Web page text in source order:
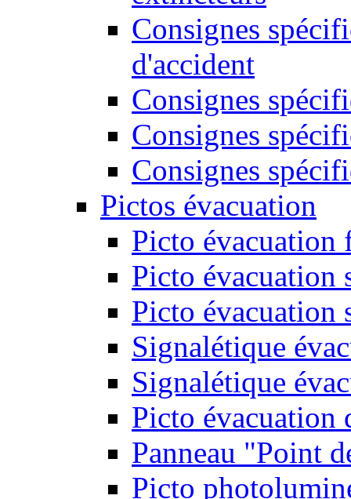
Consignes
d'accident
Consignes
Consignes
Consignes
Pictos évacuation
Picto évacuation
Picto évacuation
Picto évacuation
Signalétique
Signalétique
Picto évacuation
Panneau "Point
Picto